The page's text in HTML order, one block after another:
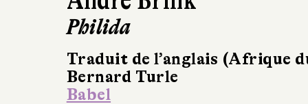
Philida
Traduit de l’anglais (Afrique
Bernard Turle
Babel